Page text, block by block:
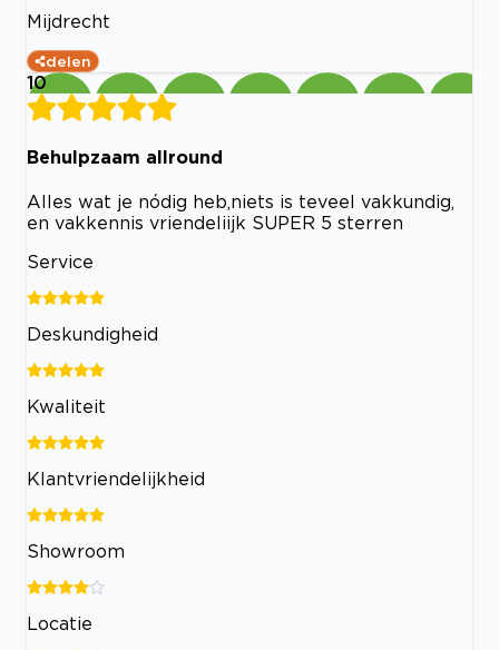
Mijdrecht
delen
10
Behulpzaam allround
Alles wat je nódig heb,niets is teveel vakkundig,
en vakkennis vriendeliijk SUPER 5 sterren
Service
Deskundigheid
Kwaliteit
Klantvriendelijkheid
Showroom
Locatie